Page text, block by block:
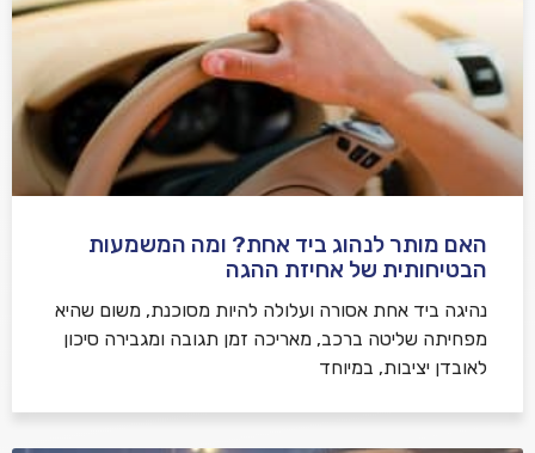
האם מותר לנהוג ביד אחת? ומה המשמעות
הבטיחותית של אחיזת ההגה
נהיגה ביד אחת אסורה ועלולה להיות מסוכנת, משום שהיא
מפחיתה שליטה ברכב, מאריכה זמן תגובה ומגבירה סיכון
לאובדן יציבות, במיוחד